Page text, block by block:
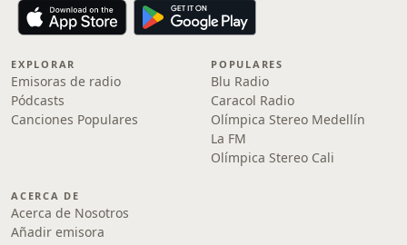
EXPLORAR
Emisoras de radio
Pódcasts
Canciones Populares
POPULARES
Blu Radio
Caracol Radio
Olímpica Stereo Medellín
La FM
Olímpica Stereo Cali
ACERCA DE
Acerca de Nosotros
Añadir emisora